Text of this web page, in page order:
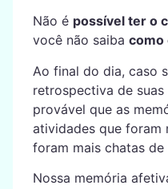
Não é possível ter o
você não saiba como
Ao final do dia, caso
retrospectiva de
provável que as
atividades que foram
foram mais chatas de
Nossa memória